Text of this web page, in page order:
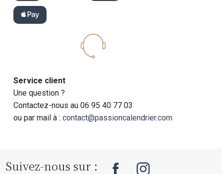
Service client
Une question ?
Contactez-nous au 06 95 40 77 03
ou par mail à :contact@passioncalendrier.com
Suivez-nous sur :